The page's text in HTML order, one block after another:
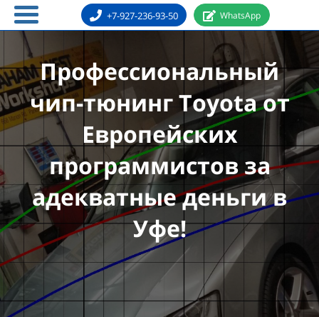
+7-927-236-93-50 WhatsApp
Профессиональный
чип-тюнинг Toyota от
Европейских
программистов за
адекватные деньги в
Уфе!